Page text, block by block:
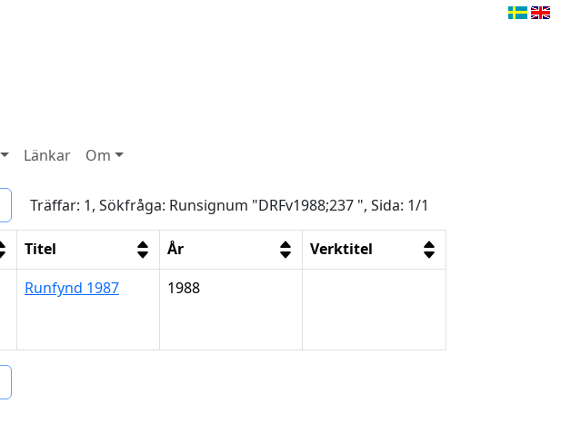
Länkar Om
Träffar: 1, Sökfråga: Runsignum "DRFv1988;237 ", Sida: 1/1
Titel År
Verktitel
Runfynd 1987 1988